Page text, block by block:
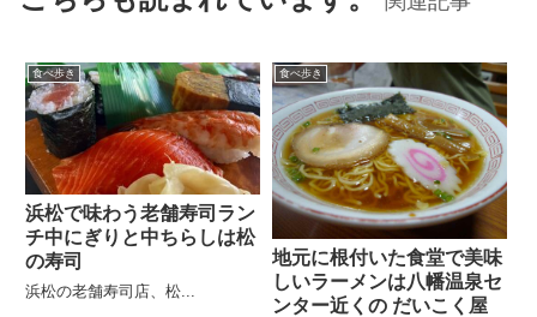
食べ歩き
浜松で味わう老舗寿司ラン
チ中にぎりと中ちらしは松
の寿司
浜松の老舗寿司店、松...
食べ歩き
地元に根付いた食堂で美味
しいラーメンは八幡温泉セ
ンター近くの だいこく屋